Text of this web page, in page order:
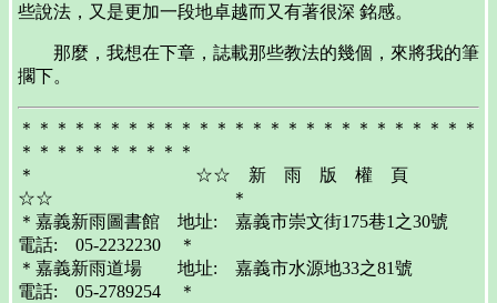
些說法，又是更加一段地卓越而又有著很深 銘感。
那麼，我想在下章，誌載那些教法的幾個，來將我的筆
擱下。
＊＊＊＊＊＊＊＊＊＊＊＊＊＊＊＊＊＊＊＊＊＊＊＊＊＊
＊＊＊＊＊＊＊＊＊＊
＊ ☆☆ 新 雨 版 權 頁
☆☆ ＊
＊嘉義新雨圖書館 地址: 嘉義市崇文街175巷1之30號
電話: 05-2232230 ＊
＊嘉義新雨道場 地址: 嘉義市水源地33之81號
電話: 05-2789254 ＊